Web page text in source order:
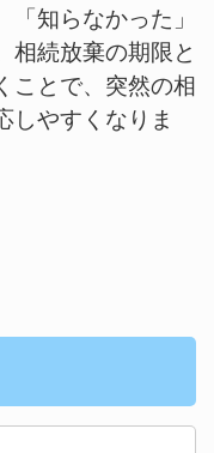
知らなかった」
相続放棄の期限と
ことで、突然の相
しやすくなりま